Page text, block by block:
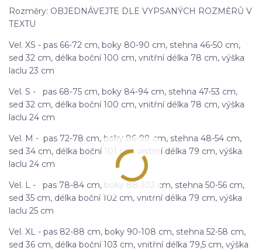
Rozměry: OBJEDNÁVEJTE DLE VYPSANÝCH ROZMĚRŮ V
TEXTU
Vel. XS - pas 66-72 cm, boky 80-90 cm, stehna 46-50 cm,
sed 32 cm, délka boční 100 cm, vnitřní délka 78 cm, výška
laclu 23 cm
Vel. S - pas 68-75 cm, boky 84-94 cm, stehna 47-53 cm,
sed 32 cm, délka boční 100 cm, vnitřní délka 78 cm, výška
laclu 24 cm
Vel. M - pas 72-78 cm, boky 86-98 cm, stehna 48-54 cm,
sed 34 cm, délka boční 101 cm, vnitřní délka 79 cm, výška
laclu 24 cm
Vel. L - pas 78-84 cm, boky 88-102 cm, stehna 50-56 cm,
sed 35 cm, délka boční 102 cm, vnitřní délka 79 cm, výška
laclu 25 cm
Vel. XL - pas 82-88 cm, boky 90-108 cm, stehna 52-58 cm,
sed 36 cm, délka boční 103 cm, vnitřní délka 79,5 cm, výška